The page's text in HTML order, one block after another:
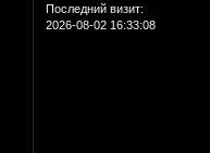
Последний визит:
2026-08-02 16:33:08